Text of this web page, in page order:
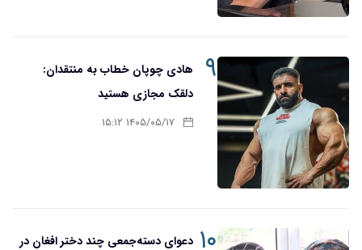
۹
هادی چوپان خطاب به منتقدان:
دلقک مجازی هستید
۱۴۰۵/۰۵/۱۷ ۱۵:۱۲
۱۰ دعوای دسته‌جمعی چند دختر افغان در